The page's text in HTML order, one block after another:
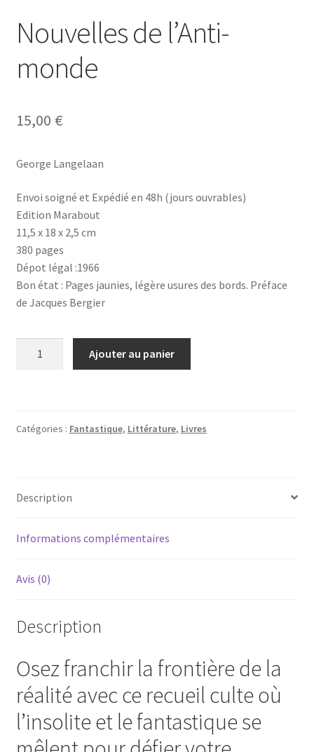
Nouvelles de l’Anti-
monde
15,00 €
George Langelaan
Envoi soigné et Expédié en 48h (jours ouvrables)
Edition Marabout
11,5 x 18 x 2,5 cm
380 pages
Dépot légal :1966
Bon état : Pages jaunies, légère usures des bords. Préface
de Jacques Bergier
monde
Ajouter au panier
Catégories : Fantastique, Littérature, Livres
Description
Informations complémentaires
Avis (0)
Description
Osez franchir la frontière de la
réalité avec ce recueil culte où
l’insolite et le fantastique se